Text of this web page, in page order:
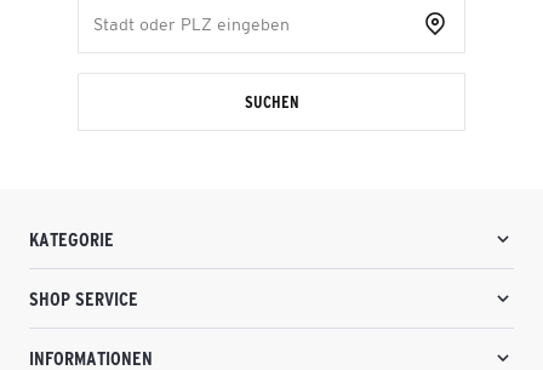
SUCHEN
KATEGORIE
SHOP SERVICE
INFORMATIONEN